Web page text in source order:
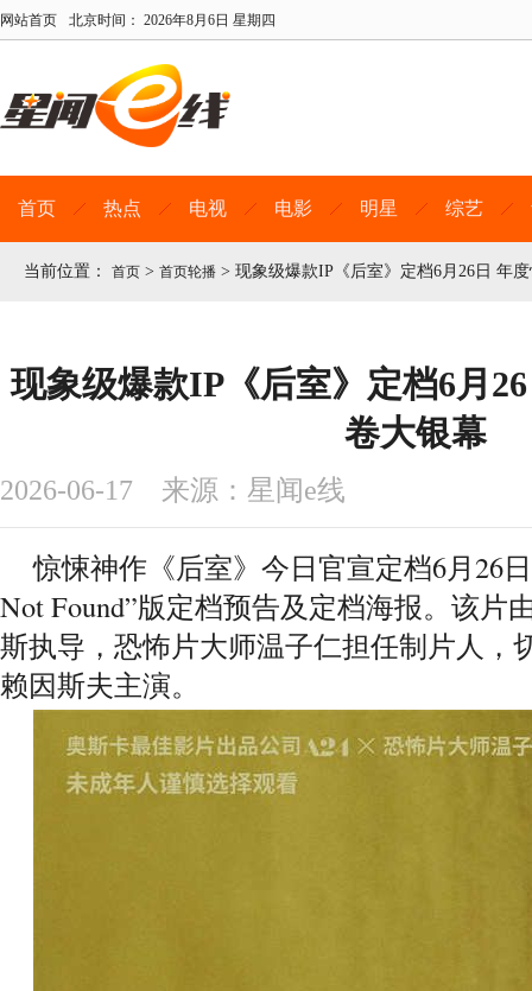
网站首页 北京时间： 2026年8月6日 星期四
首页 热点 电视 电影 明星 综艺
当前位置： 首页 > 首页轮播 > 现象级爆款IP《后室》定档6月26日 年
现象级爆款IP《后室》定档6月
卷大银幕
2026-06-17 来源：星闻e线
惊悚神作《后室》今日官宣定档6月26
Not Found”版定档预告及定档海报。该片
斯执导，恐怖片大师温子仁担任制片人，
赖因斯夫主演。